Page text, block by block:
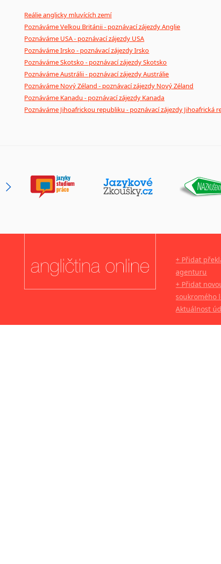
Reálie anglicky mluvících zemí
Poznáváme Velkou Británii - poznávací zájezdy Anglie
Poznáváme USA - poznávací zájezdy USA
Poznáváme Irsko - poznávací zájezdy Irsko
Poznáváme Skotsko - poznávací zájezdy Skotsko
Poznáváme Austrálii - poznávací zájezdy Austrálie
Poznáváme Nový Zéland - poznávací zájezdy Nový Zéland
Poznáváme Kanadu - poznávací zájezdy Kanada
Poznáváme Jihoafrickou republiku - poznávací zájezdy Jihoafrická
+ Přidat
agenturu
+ Přidat
soukromého
Aktuálnost